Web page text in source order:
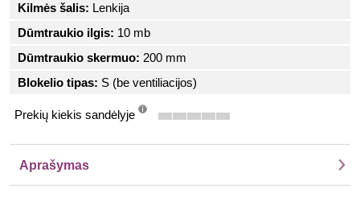
Kilmės šalis: Lenkija
Dūmtraukio ilgis: 10 mb
Dūmtraukio skermuo: 200 mm
Blokelio tipas: S (be ventiliacijos)
Prekių kiekis sandėlyje
Aprašymas